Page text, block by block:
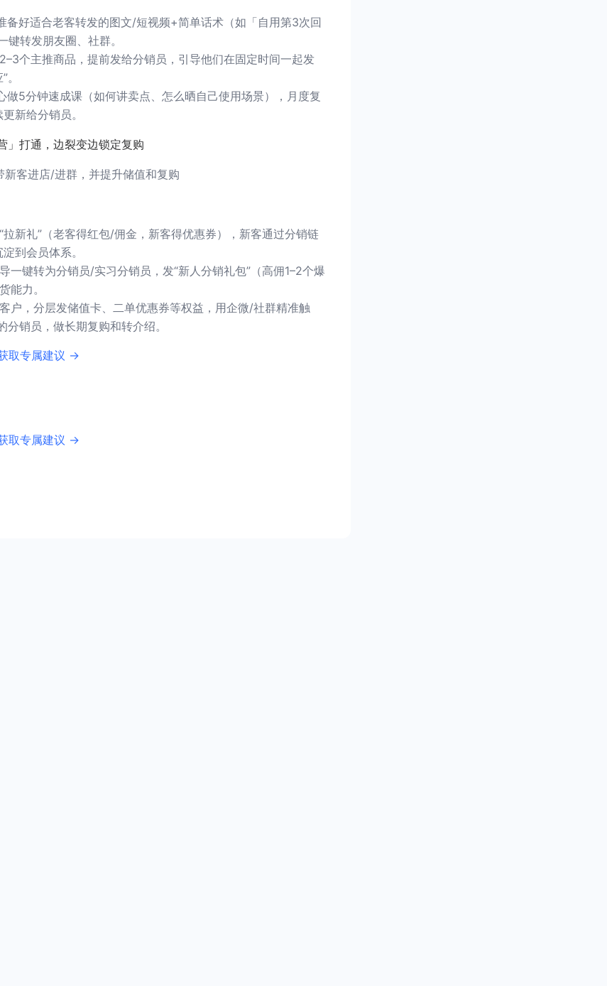
备好适合老客转发的图文/短视频+简单话术（如「自用第3次回
转发朋友圈、社群。
个主推商品，提前发给分销员，引导他们在固定时间一起发
做5分钟速成课（如何讲卖点、怎么晒自己使用场景），月度复
新给分销员。
」打通，边裂变边锁定复购
客进店/进群，并提升储值和复购
新礼”（老客得红包/佣金，新客得优惠券），新客通过分销链
到会员体系。
一键转为分销员/实习分销员，发“新人分销礼包”（高佣1–2个爆
能力。
户，分层发储值卡、二单优惠券等权益，用企微/社群精准触
分销员，做长期复购和转介绍。
取专属建议 →
取专属建议 →